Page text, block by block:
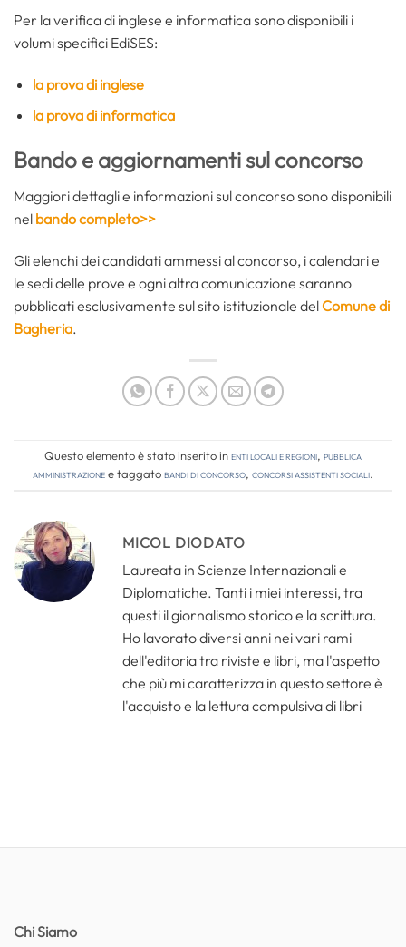
Per la verifica di inglese e informatica sono disponibili i
volumi specifici EdiSES:
la prova di inglese
la prova di informatica
Bando e aggiornamenti sul concorso
Maggiori dettagli e informazioni sul concorso sono disponibili
nel bando completo>>
Gli elenchi dei candidati ammessi al concorso, i calendari e
le sedi delle prove e ogni altra comunicazione saranno
pubblicati esclusivamente sul sito istituzionale delComune di
Bagheria.
Questo elemento è stato inserito inEnti locali e regioni, Pubblica
amministrazionee taggatobandi di concorso, concorsi assistenti sociali.
MICOL DIODATO
Laureata in Scienze Internazionali e
Diplomatiche. Tanti i miei interessi, tra
questi il giornalismo storico e la scrittura.
Ho lavorato diversi anni nei vari rami
dell'editoria tra riviste e libri, ma l'aspetto
che più mi caratterizza in questo settore è
l'acquisto e la lettura compulsiva di libri
Chi Siamo